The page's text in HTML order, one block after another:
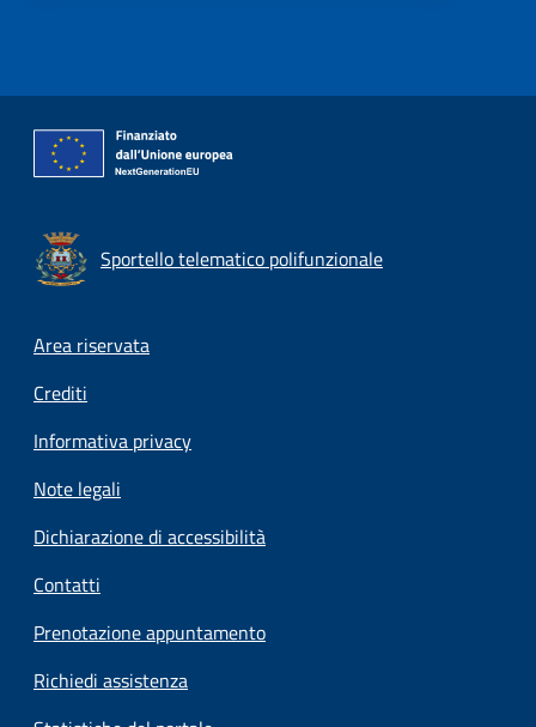
Sportello telematico polifunzionale
Footer menu
Area riservata
Crediti
Informativa privacy
Note legali
Dichiarazione di accessibilità
Contatti
Prenotazione appuntamento
Richiedi assistenza